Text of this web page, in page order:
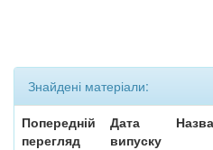
Знайдені матеріали:
Попередній
перегляд
Дата
випуску
Назва